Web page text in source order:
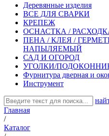
Деревянные изделия
ВСЕ ДЛЯ СВАРКИ
КРЕПЕЖ
ОСНАСТКА /
ПЕНА / КЛЕЯ /
НАПЫЛЯЕМЫЙ
САД И ОГОРОД
УГОЛКИ/
Фурнитура дверная и
Инструмент
Главная
/
Каталог